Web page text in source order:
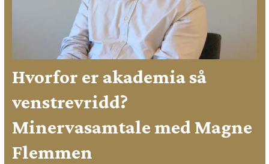
Hvorfor er akademia så
venstrevridd?
Minervasamtale med Magne
Flemmen